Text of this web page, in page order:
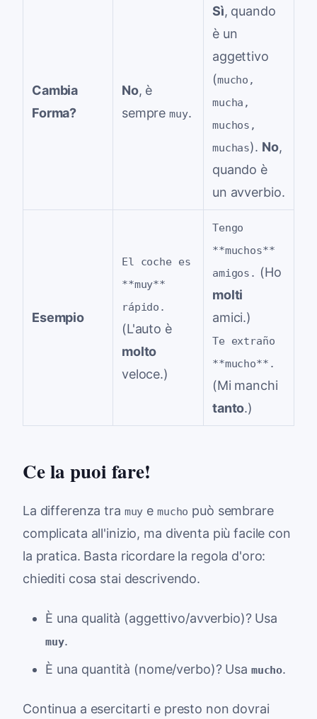
Cambia
Forma?
No, è
sempremuy.
Sì, quando
è un
aggettivo
(mucho,
mucha,
muchos,
muchas). No,
quando è
un avverbio.
Esempio
El coche es
**muy**
rápido.
(L'auto è
molto
veloce.)
Tengo
**muchos**
amigos. (Ho
molti
amici.)
Te extraño
**mucho**.
(Mi manchi
tanto.)
Ce la puoi fare!
La differenza tra muy e mucho può sembrare
complicata all'inizio, ma diventa più facile con
la pratica. Basta ricordare la regola d'oro:
chiediti cosa stai descrivendo.
È una qualità (aggettivo/avverbio)? Usa
muy.
È una quantità (nome/verbo)? Usa mucho.
Continua a esercitarti e presto non dovrai